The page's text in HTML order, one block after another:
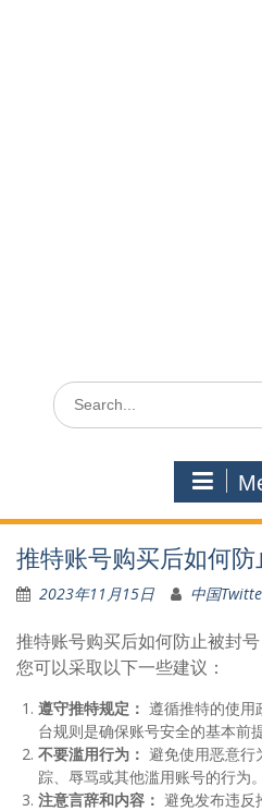
Search
for:
推特账号购买后如何
2023年11月15日 中国
推特账号购买后如何防止被封
您可以采取以下一些建议：
遵守推特规定： 遵循推特的使用
台规则是确保账号安全的基本前提
不要滥用行为： 避免使用恶意行
踪、辱骂或其他滥用账号的行为。
注意言辞和内容： 避免发布违反